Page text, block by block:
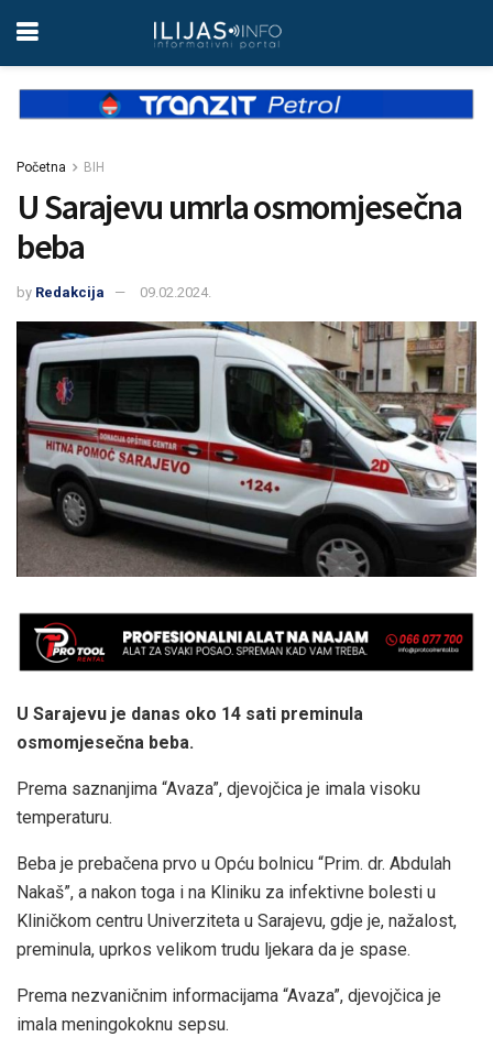
Početna BIH
U Sarajevu umrla osmomjesečna
beba
by Redakcija 09.02.2024.
U Sarajevu je danas oko 14 sati preminula
osmomjesečna beba.
Prema saznanjima “Avaza”, djevojčica je imala visoku
temperaturu.
Beba je prebačena prvo u Opću bolnicu “Prim. dr. Abdulah
Nakaš”, a nakon toga i na Kliniku za infektivne bolesti u
Kliničkom centru Univerziteta u Sarajevu, gdje je, nažalost,
preminula, uprkos velikom trudu ljekara da je spase.
Prema nezvaničnim informacijama “Avaza”, djevojčica je
imala meningokoknu sepsu.